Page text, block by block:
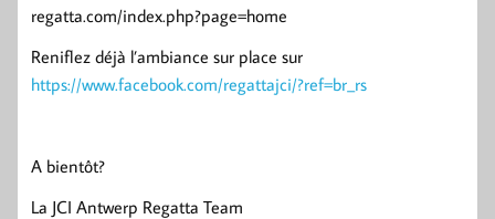
regatta.com/index.php?page=home
Reniflez déjà l’ambiance sur place sur
https://www.facebook.com/regattajci/?ref=br_rs
A bientôt?
La JCI Antwerp Regatta Team